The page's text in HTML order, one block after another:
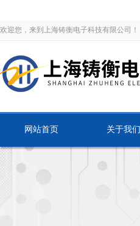
欢迎您，来到上海铸衡电子科技有限公司！
网站首页 关于我们